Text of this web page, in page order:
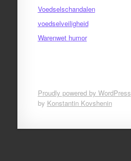
Voedselschandalen
voedselveiligheid
Warenwet humor
Proudly powered by WordPress
by Konstantin Kovshenin